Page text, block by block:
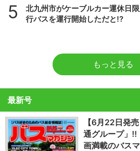
5
北九州市がケーブルカー運休日
行バスを運行開始しただと!?
もっと見る
最新号
【6月22日発
通グループ」
画満載のバス